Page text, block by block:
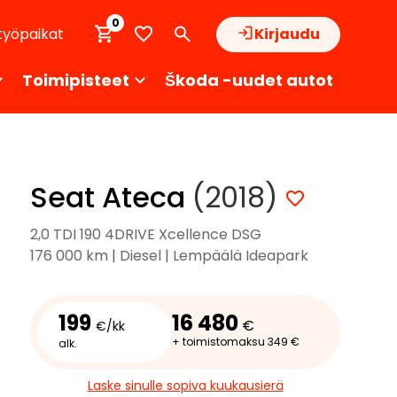
Kirjaudu
0
Toimipisteet Škoda -uudet autot
Seat Ateca (2018)
2,0 TDI 190 4DRIVE Xcellence DSG
176 000 km | Diesel | Lempäälä Ideapark
199 €/kk
alk.
16 480 €
+ toimistomaksu 349 €
Laske sinulle sopiva kuukausierä